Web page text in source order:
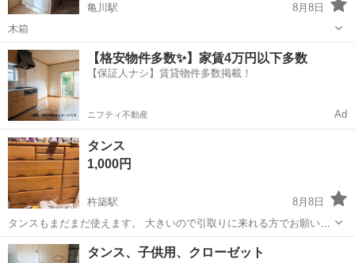
亀川駅
8月8日
木箱
大分 別府市 亀川駅 収納家具 木箱
【格安物件多数✨】家賃4万円以下多数
【保証人ナシ】賃貸物件多数掲載！
ニフティ不動産 Ad
タンス
1,000円
杵築駅
8月8日
タンスもまだまだ使えます。 大きいので引取りに来れる方でお願いし
ます。 22.23の土日で取りに来るでも対応出来ます 最終8月28日までに
引取りに来てくれる方でお願いします、 引越しの荷造り途中のため 部
大分 杵築市 収納家具
タンス、子供用、クローゼット